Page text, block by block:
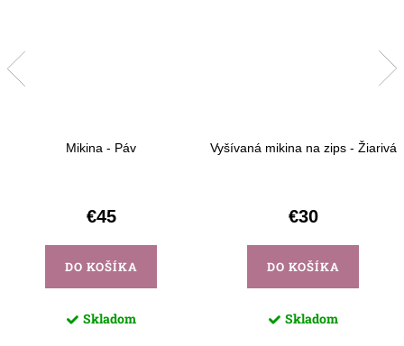
Mikina - Páv
€45
DO KOŠÍKA
Skladom
Vyšívaná mikina na zips - Žiarivá
€30
DO KOŠÍKA
Skladom